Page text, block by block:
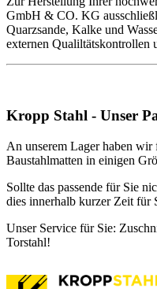
GmbH & CO. KG
Quarzsande, Kalke und
externen Qualiltätskontrollen
Kropp Stahl - Unser
An unserem Lager haben
Baustahlmatten in einigen
Sollte das passende für Sie
dies innerhalb kurzer Zeit für
Unser Service für Sie:
Torstahl!